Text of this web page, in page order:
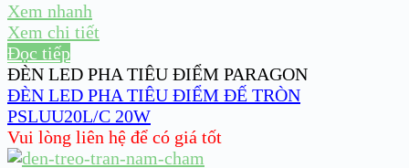
Xem nhanh
Xem chi tiết
Đọc tiếp
ĐÈN LED PHA TIÊU ĐIỂM PARAGON
ĐÈN LED PHA TIÊU ĐIỂM ĐẾ TRÒN
PSLUU20L/C 20W
Vui lòng liên hệ để có giá tốt